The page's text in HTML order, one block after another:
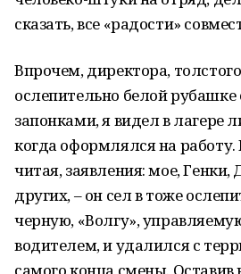
сказать, все «радости»
Впрочем, директора,
ослепительно белой
запонками, я видел в лагере
когда оформлялся на работу.
читая, заявления: мое,
других, – он сел в тоже
черную, «Волгу»,
водителем, и удалился с